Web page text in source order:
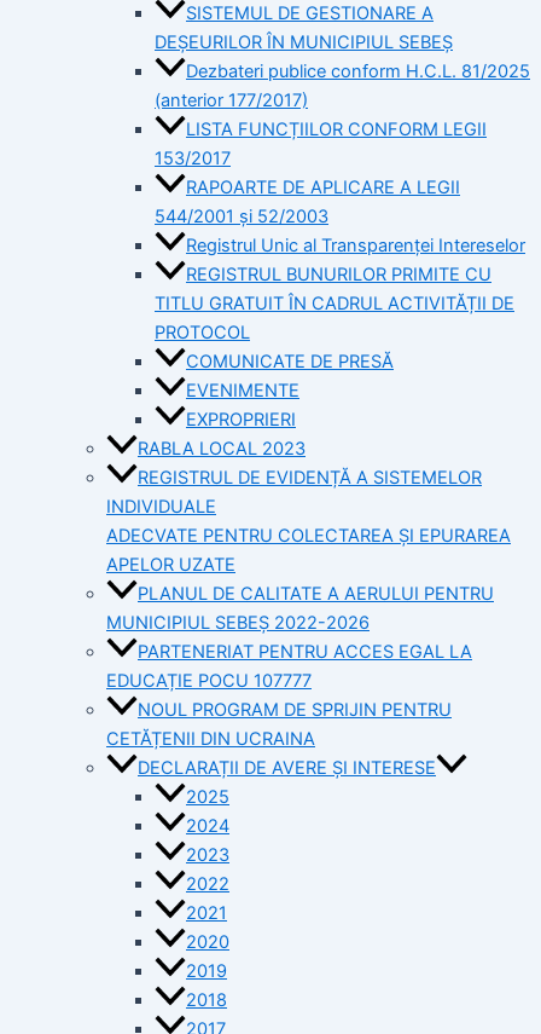
SISTEMUL DE GESTIONARE A
DEȘEURILOR ÎN MUNICIPIUL SEBEȘ
Dezbateri publice conform H.C.L. 81/2025
(anterior 177/2017)
LISTA FUNCȚIILOR CONFORM LEGII
153/2017
RAPOARTE DE APLICARE A LEGII
544/2001 și 52/2003
Registrul Unic al Transparenței Intereselor
REGISTRUL BUNURILOR PRIMITE CU
TITLU GRATUIT ÎN CADRUL ACTIVITĂȚII DE
PROTOCOL
COMUNICATE DE PRESĂ
EVENIMENTE
EXPROPRIERI
RABLA LOCAL 2023
REGISTRUL DE EVIDENȚĂ A SISTEMELOR
INDIVIDUALE
ADECVATE PENTRU COLECTAREA ȘI EPURAREA
APELOR UZATE
PLANUL DE CALITATE A AERULUI PENTRU
MUNICIPIUL SEBEȘ 2022-2026
PARTENERIAT PENTRU ACCES EGAL LA
EDUCAȚIE POCU 107777
NOUL PROGRAM DE SPRIJIN PENTRU
CETĂȚENII DIN UCRAINA
DECLARAȚII DE AVERE ȘI INTERESE
2025
2024
2023
2022
2021
2020
2019
2018
2017